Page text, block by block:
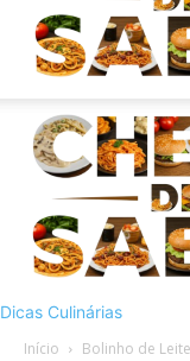
Dicas Culinárias
Início
Bolinho de